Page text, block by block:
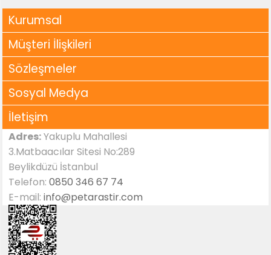
Kurumsal
Müşteri İlişkileri
Sözleşmeler
Sosyal Medya
İletişim
Adres:Yakuplu Mahallesi
3.Matbaacılar Sitesi No:289
Beylikdüzü İstanbul
Telefon:0850 346 67 74
E-mail:info@petarastir.com